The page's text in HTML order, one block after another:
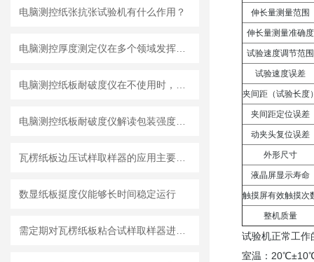
电脑测控纸张抗张试验机有什么作用？
数显纸板挺度仪能够长时间稳定运行
伸长量测量范围
伸长量测量准确度
试验速度调节范围
试验速度误差
夹间距（试验长度
夹间距定位误差
动夹头复位误差
外形尺寸
液晶屏显示寿命
触摸屏有效触摸次
整机质量
试验机正常工作
室温：